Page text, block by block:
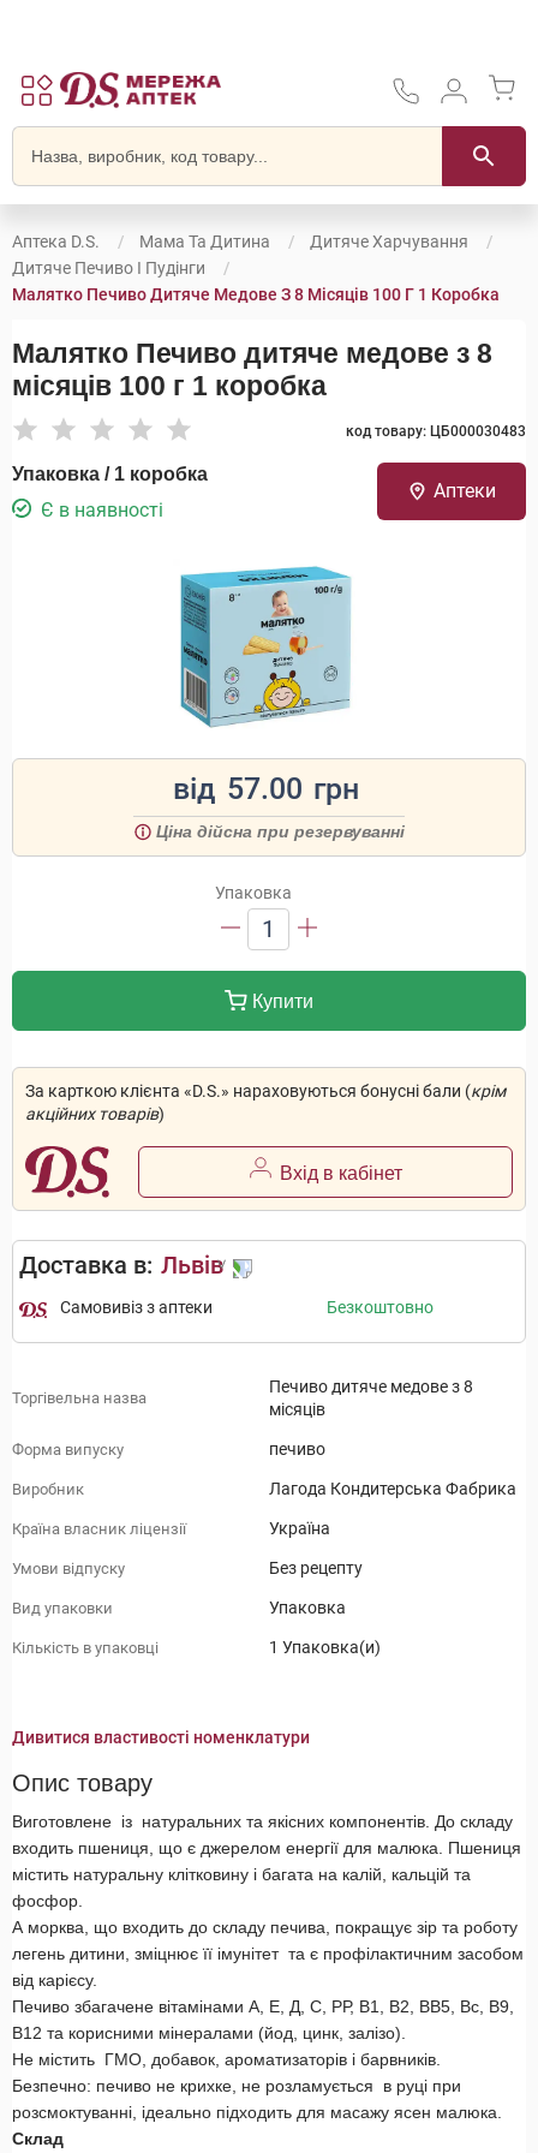
Аптека D.S. Мама Та Дитина
Дитяче Харчування
Дитяче Печиво І Пудінги
Малятко Печиво Дитяче Медове З 8 Місяців 100 Г 1 Коробка
Малятко Печиво дитяче медове з 8
місяців 100 г 1 коробка
код товару: ЦБ000030483
Упаковка / 1 коробка
Є в наявності
Аптеки
від 57.00 грн
Ціна дійсна при резервуванні
Упаковка
1
Купити
За карткою клієнта «D.S.» нараховуються бонусні бали (крім
акційних товарів)
Вхід в кабінет
Доставка в: Львів
Самовивіз з аптеки Безкоштовно
Торгівельна назва
Печиво дитяче медове з 8
місяців
Форма випуску печиво
Виробник Лагода Кондитерська Фабрика
Країна власник ліцензії Україна
Умови відпуску Без рецепту
Вид упаковки Упаковка
Кількість в упаковці 1 Упаковка(и)
Дивитися властивості номенклатури
Опис товару
Виготовлене із натуральних та якісних компонентів. До складу
входить пшениця, що є джерелом енергії для малюка. Пшениця
містить натуральну клітковину і багата на калій, кальцій та
фосфор.
А морква, що входить до складу печива, покращує зір та роботу
легень дитини, зміцнює її імунітет та є профілактичним засобом
від карієсу.
Печиво збагачене вітамінами А, Е, Д, С, РР, В1, В2, ВВ5, Вс, В9,
В12 та корисними мінералами (йод, цинк, залізо).
Не містить ГМО, добавок, ароматизаторів і барвників.
Безпечно: печиво не крихке, не розламується в руці при
розсмоктуванні, ідеально підходить для масажу ясен малюка.
Склад